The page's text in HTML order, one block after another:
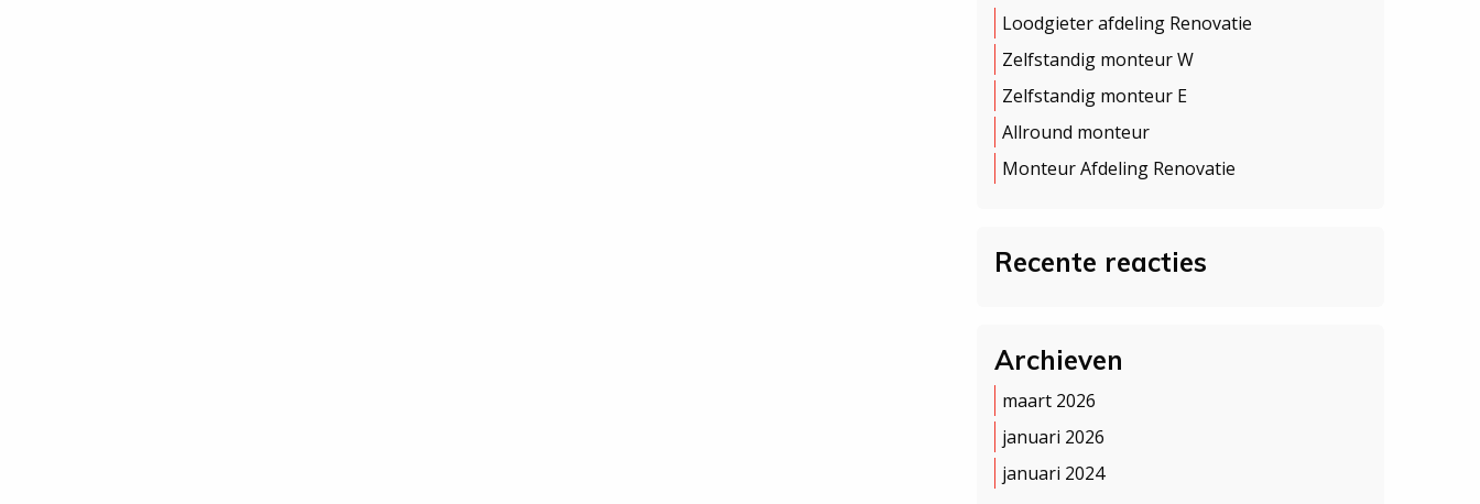
Loodgieter afdeling Renovatie
Zelfstandig monteur W
Zelfstandig monteur E
Allround monteur
Monteur Afdeling Renovatie
Recente reacties
Archieven
maart 2026
januari 2026
januari 2024